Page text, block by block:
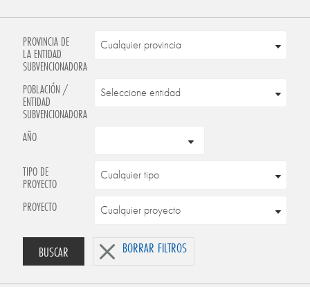
PROVINCIA DE
LA ENTIDAD
SUBVENCIONADORA
POBLACIÓN /
ENTIDAD
SUBVENCIONADORA
AÑO
TIPO DE
PROYECTO
PROYECTO
BUSCAR BORRAR FILTROS